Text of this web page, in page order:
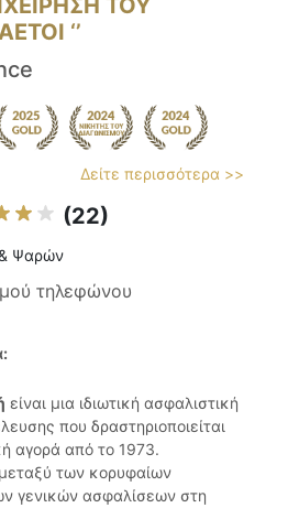
ΤΟΥ
‘’
Δείτε περισσότερα >>
(22)
Ψαρών
τηλεφώνου
είναι μια ιδιωτική ασφαλιστική
που δραστηριοποιείται
αγορά από το 1973.
των κορυφαίων
γενικών ασφαλίσεων στη